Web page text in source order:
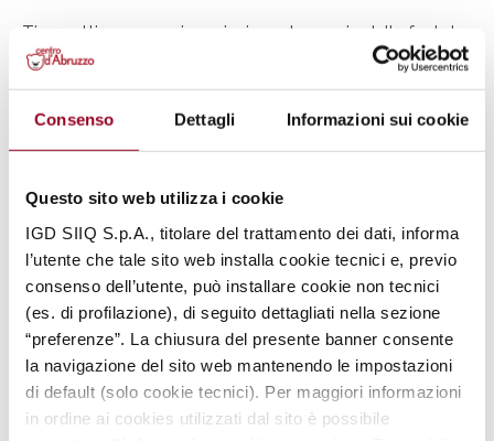
Consenso Dettagli Informazioni sui cookie
Questo sito web utilizza i cookie
IGD SIIQ S.p.A., titolare del trattamento dei dati, informa
l’utente che tale sito web installa cookie tecnici e, previo
consenso dell’utente, può installare cookie non tecnici
(es. di profilazione), di seguito dettagliati nella sezione
“preferenze”. La chiusura del presente banner consente
la navigazione del sito web mantenendo le impostazioni
di default (solo cookie tecnici). Per maggiori informazioni
in ordine ai cookies utilizzati dal sito è possibile
Dal 7 al 24 dicembre
Ti aspettiamo per vivere insieme la magia delle feste!
Inoltre dal 13 al 24 dicembre all’interno del punto
vendita Gadoo Eventi ci sarà il confezionamento
pacchi gratuito!